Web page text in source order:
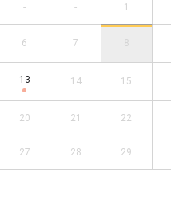
- - 1
6 7 8
13 14 15
20 21 22
27 28 29